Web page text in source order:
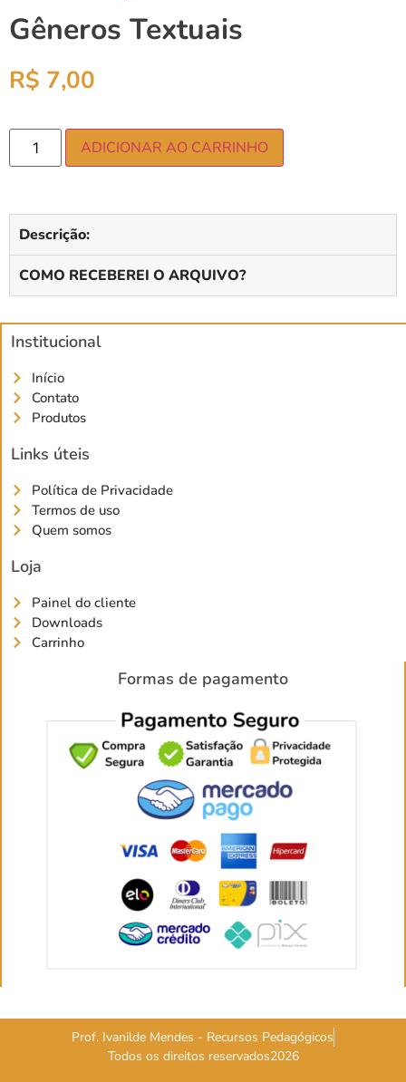
Gêneros Textuais
R$ 7,00
ADICIONAR AO CARRINHO
Descrição:
COMO RECEBEREI O ARQUIVO?
Institucional
Início
Contato
Produtos
Links úteis
Política de Privacidade
Termos de uso
Quem somos
Loja
Painel do cliente
Downloads
Carrinho
Formas de pagamento
Prof. Ivanilde Mendes - Recursos Pedagógicos
Todos os direitos reservados2026